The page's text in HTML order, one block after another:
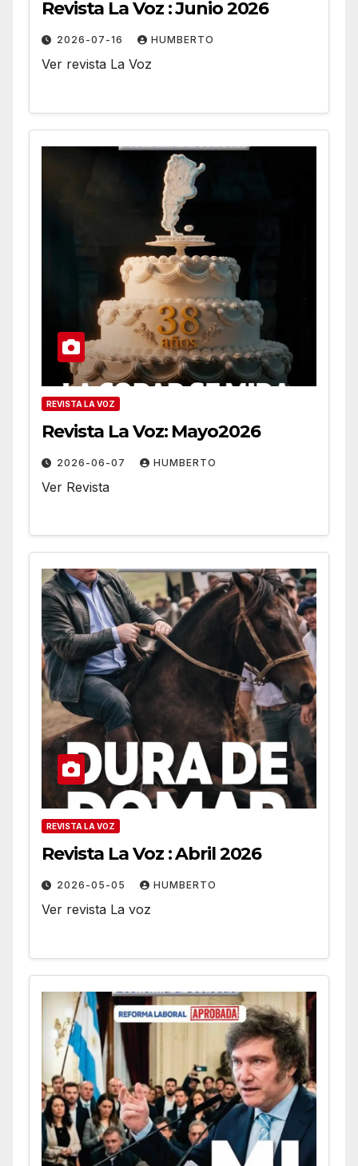
Revista La Voz : Junio 2026
2026-07-16 HUMBERTO
Ver revista La Voz
REVISTA LA VOZ
Revista La Voz: Mayo2026
2026-06-07 HUMBERTO
Ver Revista
REVISTA LA VOZ
Revista La Voz : Abril 2026
2026-05-05 HUMBERTO
Ver revista La voz